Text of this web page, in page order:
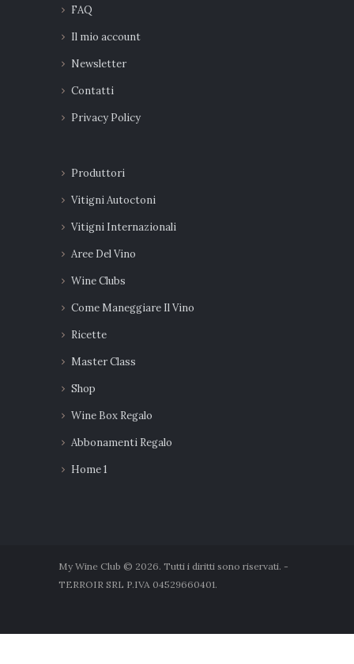
FAQ
Il mio account
Newsletter
Contatti
Privacy Policy
Produttori
Vitigni Autoctoni
Vitigni Internazionali
Aree Del Vino
Wine Clubs
Come Maneggiare Il Vino
Ricette
Master Class
Shop
Wine Box Regalo
Abbonamenti Regalo
Home 1
My Wine Club © 2026. Tutti i diritti sono riservati. -
TERROIR SRL P.IVA 04529660401.